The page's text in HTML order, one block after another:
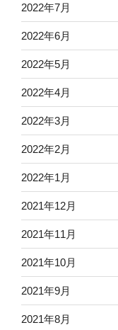
2022年7月
2022年6月
2022年5月
2022年4月
2022年3月
2022年2月
2022年1月
2021年12月
2021年11月
2021年10月
2021年9月
2021年8月